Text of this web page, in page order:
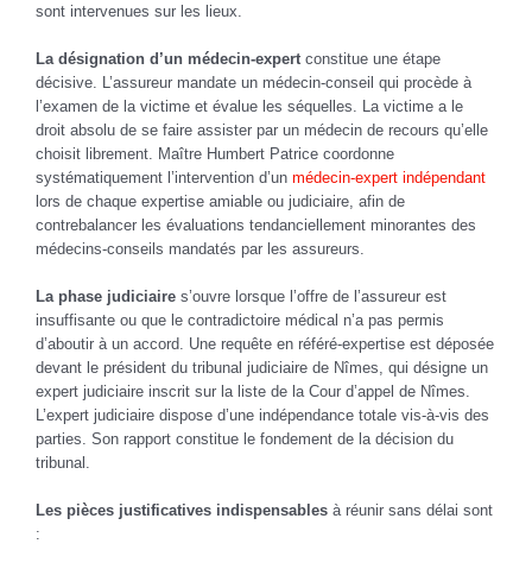
sont intervenues sur les lieux.
La désignation d’un médecin-expert constitue une étape
décisive. L’assureur mandate un médecin-conseil qui procède à
l’examen de la victime et évalue les séquelles. La victime a le
droit absolu de se faire assister par un médecin de recours qu’elle
choisit librement. Maître Humbert Patrice coordonne
systématiquement l’intervention d’un médecin-expert indépendant
lors de chaque expertise amiable ou judiciaire, afin de
contrebalancer les évaluations tendanciellement minorantes des
médecins-conseils mandatés par les assureurs.
La phase judiciaire s’ouvre lorsque l’offre de l’assureur est
insuffisante ou que le contradictoire médical n’a pas permis
d’aboutir à un accord. Une requête en référé-expertise est déposée
devant le président du tribunal judiciaire de Nîmes, qui désigne un
expert judiciaire inscrit sur la liste de la Cour d’appel de Nîmes.
L’expert judiciaire dispose d’une indépendance totale vis-à-vis des
parties. Son rapport constitue le fondement de la décision du
tribunal.
Les pièces justificatives indispensables à réunir sans délai sont
: